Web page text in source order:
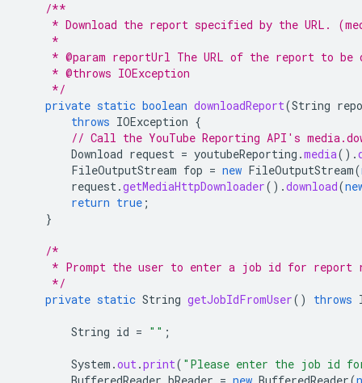
/**
* Download the report specified by the URL.
     *
* @param reportUrl The URL of the report to be
     * @throws IOException
     */
private static boolean downloadReport(String
throws IOException {
// Call the YouTube Reporting API's
Download request = youtubeReporting .media().
FileOutputStream fop = new FileOutputStream(
request.getMediaHttpDownloader().download(
return true ;
}
/*
* Prompt the user to enter a job id for report
     */
private static String getJobIdFromUser() throws
String id = "" ;
System .out.print( "Please enter the job id